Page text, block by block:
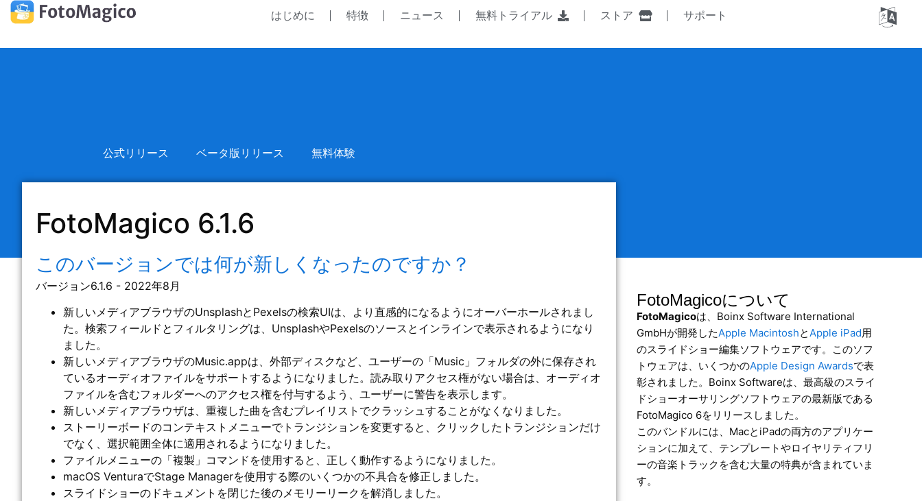
はじめに 特徴 ニュース 無料トライアル ストア サポート
公式リリース ベータ版リリース 無料体験
FotoMagico 6.1.6
このバージョンでは何が新しくなったのですか？
バージョン6.1.6 - 2022年8月
新しいメディアブラウザのUnsplashとPexelsの検索UIは、より直感的になるようにオーバーホールされまし
た。検索フィールドとフィルタリングは、UnsplashやPexelsのソースとインラインで表示されるようになり
ました。
新しいメディアブラウザのMusic.appは、外部ディスクなど、ユーザーの「Music」フォルダの外に保存され
ているオーディオファイルをサポートするようになりました。読み取りアクセス権がない場合は、オーディオ
ファイルを含むフォルダーへのアクセス権を付与するよう、ユーザーに警告を表示します。
新しいメディアブラウザは、重複した曲を含むプレイリストでクラッシュすることがなくなりました。
ストーリーボードのコンテキストメニューでトランジションを変更すると、クリックしたトランジションだけ
でなく、選択範囲全体に適用されるようになりました。
ファイルメニューの「複製」コマンドを使用すると、正しく動作するようになりました。
macOS VenturaでStage Managerを使用する際のいくつかの不具合を修正しました。
スライドショーのドキュメントを閉じた後のメモリーリークを解消しました。
FotoMagicoについて
FotoMagicoは、Boinx Software International
GmbHが開発したApple MacintoshとApple iPad用
のスライドショー編集ソフトウェアです。このソフ
トウェアは、いくつかのApple Design Awardsで表
彰されました。Boinx Softwareは、最高級のスライ
ドショーオーサリングソフトウェアの最新版である
FotoMagico 6をリリースしました。
このバンドルには、MacとiPadの両方のアプリケー
ションに加えて、テンプレートやロイヤリティフリ
ーの音楽トラックを含む大量の特典が含まれていま
す。